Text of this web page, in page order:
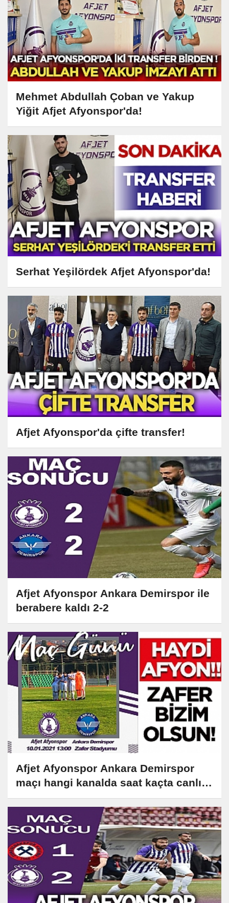
Mehmet Abdullah Çoban ve Yakup
Yiğit Afjet Afyonspor'da!
Serhat Yeşilördek Afjet Afyonspor'da!
Afjet Afyonspor'da çifte transfer!
Afjet Afyonspor Ankara Demirspor ile
berabere kaldı 2-2
Afjet Afyonspor Ankara Demirspor
maçı hangi kanalda saat kaçta canlı
yayınlanıyor?